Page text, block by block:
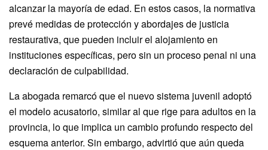
alcanzar la mayoría de edad. En estos casos, la normativa
prevé medidas de protección y abordajes de justicia
restaurativa, que pueden incluir el alojamiento en
instituciones específicas, pero sin un proceso penal ni una
declaración de culpabilidad.
La abogada remarcó que el nuevo sistema juvenil adoptó
el modelo acusatorio, similar al que rige para adultos en la
provincia, lo que implica un cambio profundo respecto del
esquema anterior. Sin embargo, advirtió que aún queda